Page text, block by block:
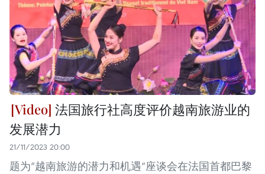
法国旅行社高度评价越南旅游业的
发展潜力
21/11/2023 20:00
题为“越南旅游的潜力和机遇”座谈会在法国首都巴黎